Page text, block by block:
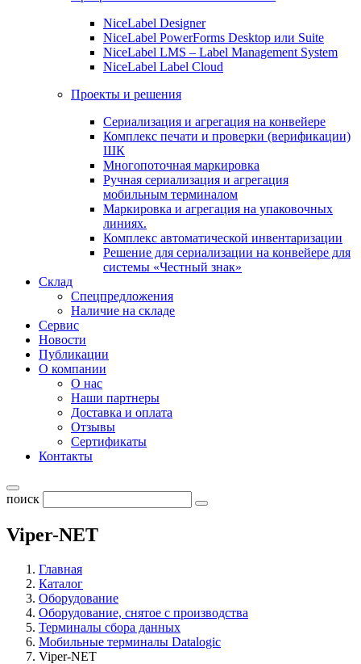
NiceLabel Designer
NiceLabel PowerForms Desktop или Suite
NiceLabel LMS – Label Management System
NiceLabel Label Cloud
Проекты и решения
Сериализация и агрегация на конвейере
Комплекс печати и проверки (верификации)
ШК
Многопоточная маркировка
Ручная сериализация и агрегация
мобильным терминалом
Маркировка и агрегация на упаковочных
линиях.
Комплекс автоматической инвентаризации
Решение для сериализации на конвейере для
системы «Честный знак»
Склад
Спецпредложения
Наличие на складе
Сервис
Новости
Публикации
О компании
О нас
Наши партнеры
Доставка и оплата
Отзывы
Сертификаты
Контакты
поиск
Viper-NET
Главная
Каталог
Оборудование
Оборудование, снятое с производства
Терминалы сбора данных
Мобильные терминалы Datalogic
Viper-NET